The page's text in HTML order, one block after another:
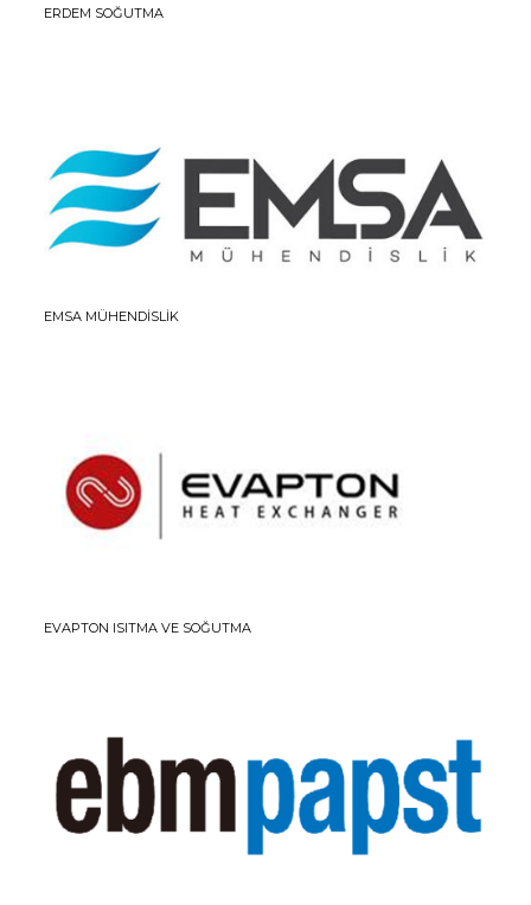
ERDEM SOĞUTMA
EMSA MÜHENDİSLİK
EVAPTON ISITMA VE SOĞUTMA